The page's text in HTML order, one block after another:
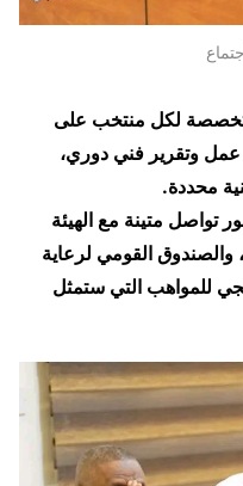
لكل منتخب على
وتقرير فني دوري،
محددة.
تواصل متينة مع الهيئة
والصندوق القومي لرعاية
للمواهب التي ستمثل